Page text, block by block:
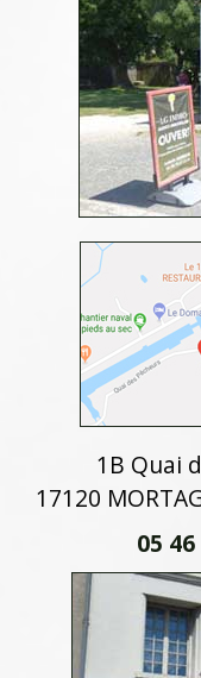
1B Quai
17120
05 46